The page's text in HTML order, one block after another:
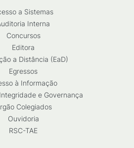
a Sistemas
Interna
Concursos
Editora
a Distância (EaD)
Egressos
à Informação
e Governança
Colegiados
Ouvidoria
RSC-TAE